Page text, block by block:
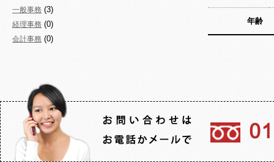
一般事務 (3)
経理事務 (0)
会計事務 (0)
年齢